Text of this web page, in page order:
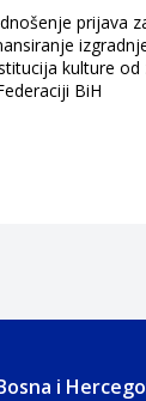
prijava
kulture od
BiH
i